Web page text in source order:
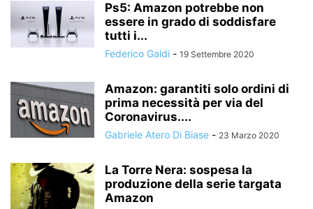
Ps5: Amazon potrebbe non
essere in grado di soddisfare
tutti i...
Federico Galdi - 19 Settembre 2020
Amazon: garantiti solo ordini di
prima necessità per via del
Coronavirus....
Gabriele Atero Di Biase - 23 Marzo 2020
La Torre Nera: sospesa la
produzione della serie targata
Amazon